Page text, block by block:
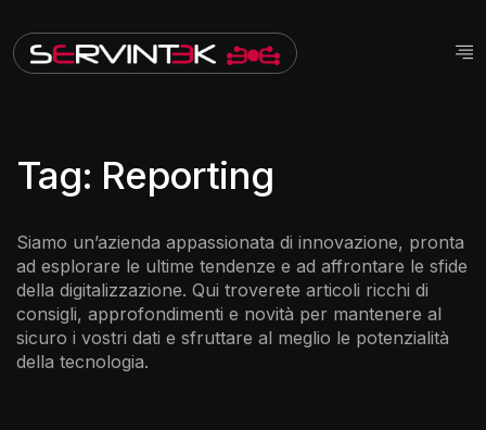
Tag: Reporting
Siamo un’azienda appassionata di innovazione, pronta
ad esplorare le ultime tendenze e ad affrontare le sfide
della digitalizzazione. Qui troverete articoli ricchi di
consigli, approfondimenti e novità per mantenere al
sicuro i vostri dati e sfruttare al meglio le potenzialità
della tecnologia.